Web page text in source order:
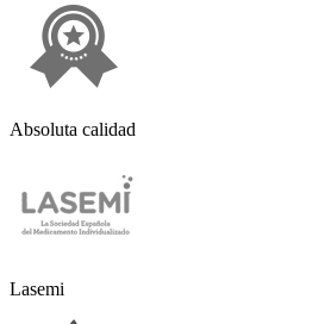
Absoluta calidad
Lasemi